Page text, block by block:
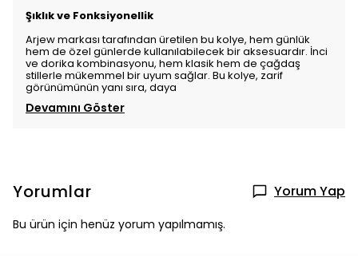
Şıklık ve Fonksiyonellik
Arjew markası tarafından üretilen bu kolye, hem günlük
hem de özel günlerde kullanılabilecek bir aksesuardır. İnci
ve dorika kombinasyonu, hem klasik hem de çağdaş
stillerle mükemmel bir uyum sağlar. Bu kolye, zarif
görünümünün yanı sıra, daya
Devamını Göster
Yorumlar Yorum Yap
Bu ürün için henüz yorum yapılmamış.